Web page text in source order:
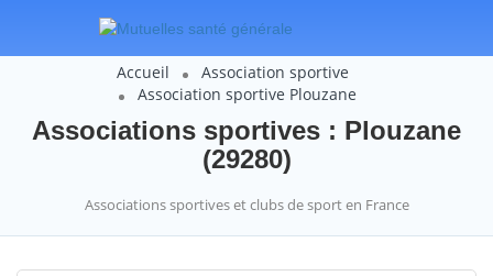
Accueil
Association sportive
Association sportive Plouzane
Associations sportives : Plouzane
(29280)
Associations sportives et clubs de sport en France